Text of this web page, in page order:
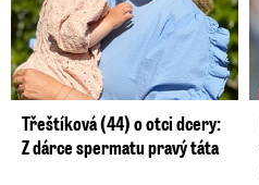
Třeštíková (44) o otci dcery:
Z dárce spermatu pravý táta